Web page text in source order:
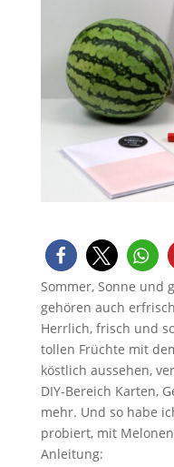
Sommer, Sonne und
gehören auch
Herrlich, frisch und
tollen Früchte mit
köstlich aussehen,
DIY-Bereich Karten,
mehr. Und so habe
probiert, mit
Anleitung: